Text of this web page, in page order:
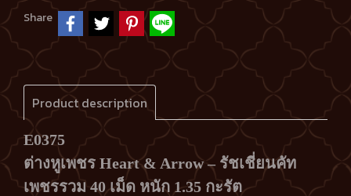
Share
Product description
E0375
ต่างหูเพชร Heart & Arrow – รัชเชี่ยนคัท
เพชรรวม 40 เม็ด หนัก 1.35 กะรัต